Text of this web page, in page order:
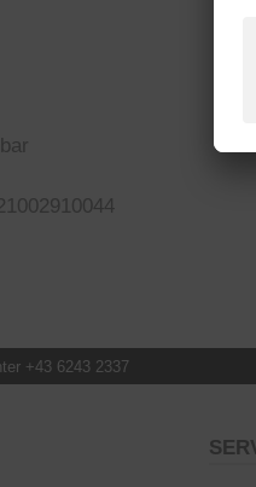
+43 6243 2337